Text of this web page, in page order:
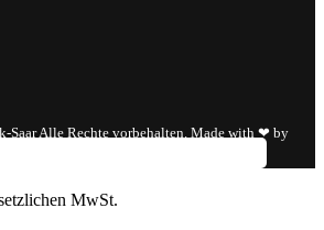
Saar Alle Rechte vorbehalten. Made with ❤ by
MwSt.